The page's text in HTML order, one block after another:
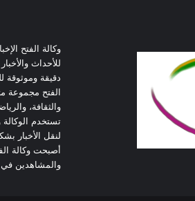
وكالة الفتح
للأحداث
دقيقة وموثوقة
الفتح مجموعة
والثقافة،
تستخدم
لنقل الأخبار
أصبحت وكالة
والمشاهدين في